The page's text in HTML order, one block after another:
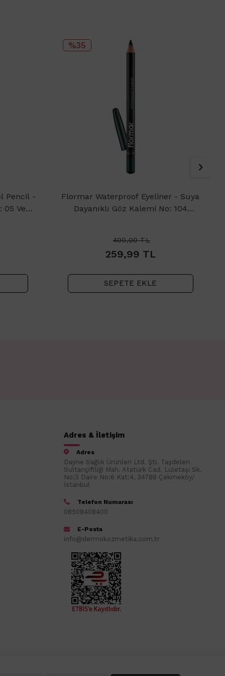
Pencil -
05 Very
%35
Flormar Waterproof Eyeliner - Suya
Dayanıklı Göz Kalemi No: 104
400,00TL
259,99 TL
SEPETE EKLE
Adres & İletişim
Adres
Dayne Sağlık Ürünleri Ltd. Şti. Taşdelen
Sultançiftliği Mah. Atatürk Cad. Lületaşı Sk.
No:3 Daire No:6 Kat:4, 34788 Çekmeköy/
İstanbul
Telefon Numarası
08508408400
E-Posta
info@dermokozmetika.com.tr